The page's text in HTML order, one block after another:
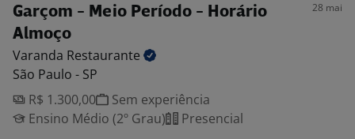
Garçom - Meio Período - Horário
Almoço
28 mai
Varanda Restaurante
São Paulo - SP
R$ 1.300,00
Sem experiência
Ensino Médio (2º Grau)
Presencial